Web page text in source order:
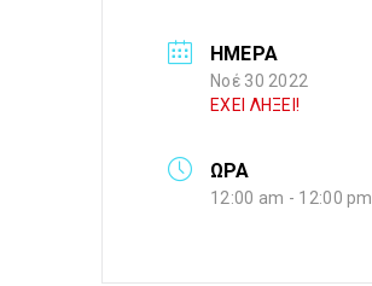
ΗΜΕΡΑ
Νοέ 30 2022
ΕΧΕΙ ΛΗΞΕΙ!
ΩΡΑ
12:00 am - 12:00 pm